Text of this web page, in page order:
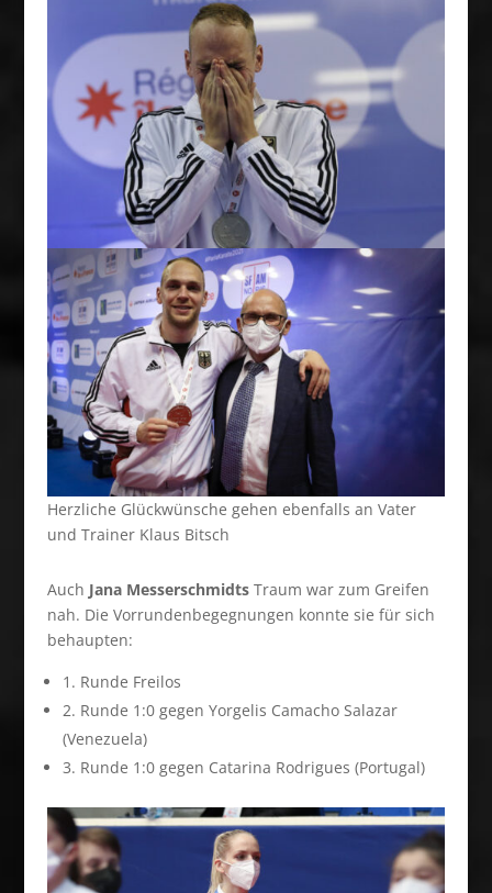
Herzliche Glückwünsche gehen ebenfalls an Vater
und Trainer Klaus Bitsch
Auch Jana MesserschmidtsTraum war zum Greifen
nah. Die Vorrundenbegegnungen konnte sie für sich
behaupten:
1. Runde Freilos
2. Runde 1:0 gegen Yorgelis Camacho Salazar
(Venezuela)
3. Runde 1:0 gegen Catarina Rodrigues (Portugal)